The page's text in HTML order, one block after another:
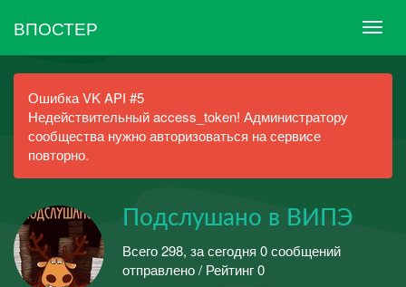
ВПОСТЕР
Ошибка VK API #5
Недействительный access_token! Администратору
сообщества нужно авторизоваться на сервисе
повторно.
Подслушано в ВИПЭ
Всего 298, за сегодня 0 сообщений
отправлено / Рейтинг 0